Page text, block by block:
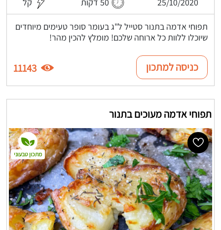
תפוחי אדמה בתנור סטייל ל"ג בעומר סופר טעימים מיוחדים
שיוכלו ללוות כל ארוחה שלכם! מומלץ להכין מהר!
כניסה למתכון 11143
תפוחי אדמה מעוכים בתנור
מתכון טבעוני